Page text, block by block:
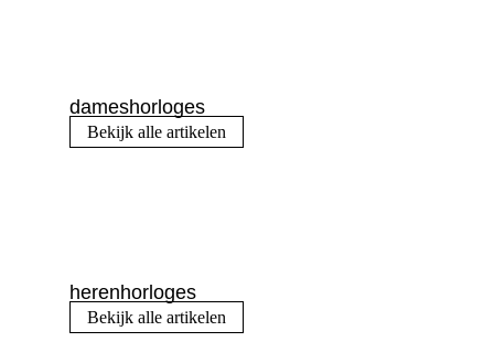
dameshorloges
Bekijk alle artikelen
herenhorloges
Bekijk alle artikelen